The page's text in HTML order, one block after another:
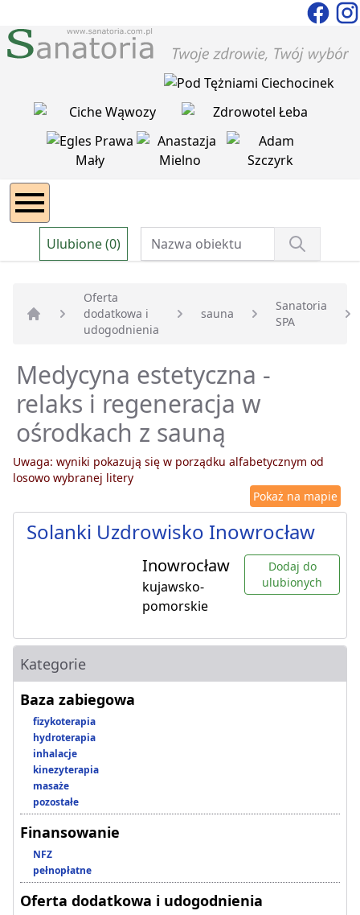
Ulubione (0)
Strona główna
Oferta
dodatkowa i
udogodnienia
sauna
Sanatoria
SPA
Medycyna estetyczna -
relaks i regeneracja w
ośrodkach z sauną
Uwaga: wyniki pokazują się w porządku alfabetycznym od
losowo wybranej litery
Pokaż na mapie
Solanki Uzdrowisko Inowrocław
Inowrocław
kujawsko-
pomorskie
Dodaj do
ulubionych
Kategorie
Baza zabiegowa
fizykoterapia
hydroterapia
inhalacje
kinezyterapia
masaże
pozostałe
Finansowanie
NFZ
pełnopłatne
Oferta dodatkowa i udogodnienia